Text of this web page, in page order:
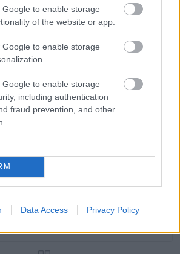
Google to enable storage
of the website or app.
Google to enable storage
Google to enable storage
including authentication
fraud prevention, and other
Data Access Privacy Policy
posztot:
RedditShare
via